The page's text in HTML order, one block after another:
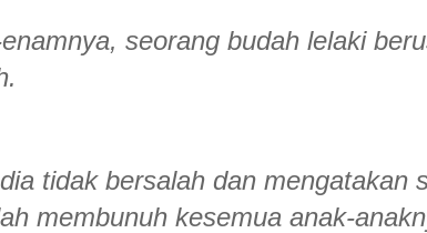
seorang budah lelaki
tidak bersalah dan mengatakan
membunuh kesemua anak-